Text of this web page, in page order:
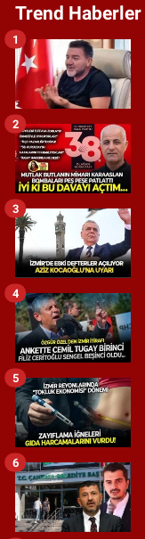
Trend Haberler
1
2
3
4
5
6